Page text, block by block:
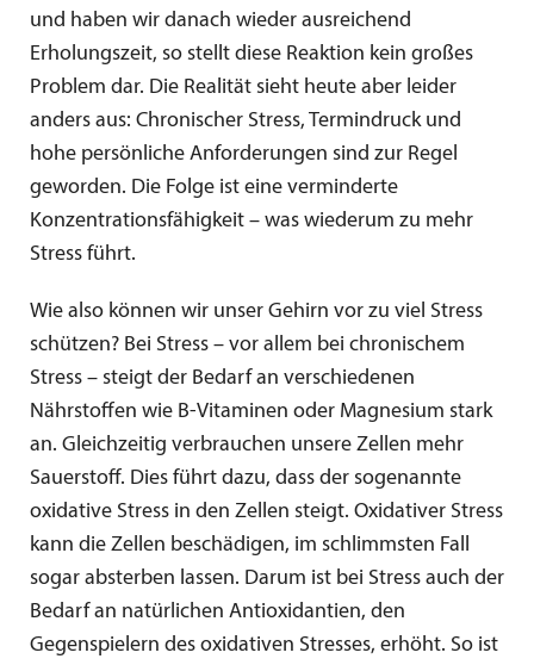
und haben wir danach wieder ausreichend
Erholungszeit, so stellt diese Reaktion kein großes
Problem dar. Die Realität sieht heute aber leider
anders aus: Chronischer Stress, Termindruck und
hohe persönliche Anforderungen sind zur Regel
geworden. Die Folge ist eine verminderte
Konzentrationsfähigkeit – was wiederum zu mehr
Stress führt.
Wie also können wir unser Gehirn vor zu viel Stress
schützen? Bei Stress – vor allem bei chronischem
Stress – steigt der Bedarf an verschiedenen
Nährstoffen wie B-Vitaminen oder Magnesium stark
an. Gleichzeitig verbrauchen unsere Zellen mehr
Sauerstoff. Dies führt dazu, dass der sogenannte
oxidative Stress in den Zellen steigt. Oxidativer Stress
kann die Zellen beschädigen, im schlimmsten Fall
sogar absterben lassen. Darum ist bei Stress auch der
Bedarf an natürlichen Antioxidantien, den
Gegenspielern des oxidativen Stresses, erhöht. So ist